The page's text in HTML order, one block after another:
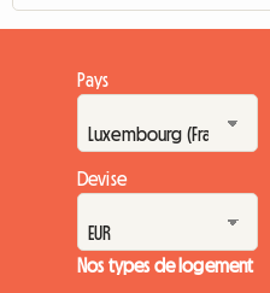
Pays
Devise
Nos types de logement